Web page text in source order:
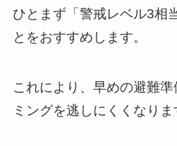
ひとまず「警戒レベル3相
とをおすすめします。
これにより、早めの避難
ミングを逃しにくくなりま